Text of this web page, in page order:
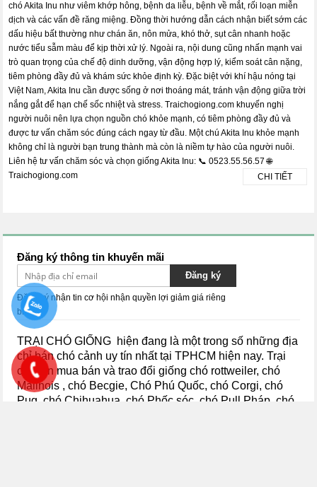
chó Akita Inu như viêm khớp hông, bệnh da liễu, bệnh về mắt, rối loạn miễn
dịch và các vấn đề răng miệng. Đồng thời hướng dẫn cách nhận biết sớm các
dấu hiệu bất thường như chán ăn, nôn mửa, khó thở, sụt cân nhanh hoặc
nước tiểu sẫm màu để kịp thời xử lý. Ngoài ra, nội dung cũng nhấn mạnh vai
trò quan trọng của chế độ dinh dưỡng, vận động hợp lý, kiểm soát cân nặng,
tiêm phòng đầy đủ và khám sức khỏe định kỳ. Đặc biệt với khí hậu nóng tại
Việt Nam, Akita Inu cần được sống ở nơi thoáng mát, tránh vận động giữa trời
nắng gắt để hạn chế sốc nhiệt và stress. Traichogiong.com khuyến nghị
người nuôi nên lựa chọn nguồn chó khỏe mạnh, có tiêm phòng đầy đủ và
được tư vấn chăm sóc đúng cách ngay từ đầu. Một chú Akita Inu khỏe mạnh
không chỉ là người bạn trung thành mà còn là niềm tự hào của người nuôi.
Liên hệ tư vấn chăm sóc và chọn giống Akita Inu: 📞 0523.55.56.57 🌐
Traichogiong.com
CHI TIẾT
Đăng ký thông tin khuyến mãi
Đăng ký
Đăng ký nhận tin cơ hội nhận quyền lợi giảm giá riêng
biệt.
TRẠI CHÓ GIỐNG hiện đang là một trong số những địa
chỉ bán chó cảnh uy tín nhất tại TPHCM hiện nay.Trại
chuyên mua bán và trao đổi giống chó rottweiler, chó
Malinois , chó Becgie, Chó Phú Quốc, chó Corgi, chó
Pug, chó Chihuahua, chó Phốc sóc, chó Pull Pháp, chó